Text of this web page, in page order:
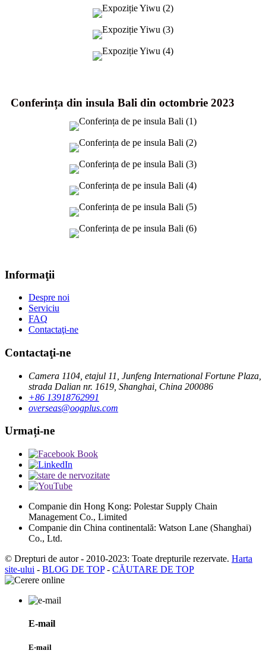
Conferința din insula Bali din octombrie 2023
Informaţii
Despre noi
Serviciu
FAQ
Contactaţi-ne
Contactaţi-ne
Camera 1104, etajul 11, Junfeng International Fortune Plaza,
strada Dalian nr. 1619, Shanghai, China 200086
+86 13918762991
overseas@oogplus.com
Urmați-ne
Companie din Hong Kong: Polestar Supply Chain
Management Co., Limited
Companie din China continentală: Watson Lane (Shanghai)
Co., Ltd.
© Drepturi de autor - 2010-2023: Toate drepturile rezervate. Harta
site-ului - BLOG DE TOP- CĂUTARE DE TOP
E-mail
E-mail